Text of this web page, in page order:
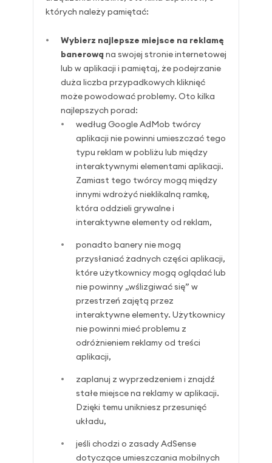
których należy pamiętać:
Wybierz najlepsze miejsce na reklamę
banerową na swojej stronie internetowej
lub w aplikacji i pamiętaj, że podejrzanie
duża liczba przypadkowych kliknięć
może powodować problemy. Oto kilka
najlepszych porad:
według Google AdMob twórcy
aplikacji nie powinni umieszczać tego
typu reklam w pobliżu lub między
interaktywnymi elementami aplikacji.
Zamiast tego twórcy mogą między
innymi wdrożyć nieklikalną ramkę,
która oddzieli grywalne i
interaktywne elementy od reklam,
ponadto banery nie mogą
przysłaniać żadnych części aplikacji,
które użytkownicy mogą oglądać lub
nie powinny „wślizgiwać się” w
przestrzeń zajętą przez
interaktywne elementy. Użytkownicy
nie powinni mieć problemu z
odróżnieniem reklamy od treści
aplikacji,
zaplanuj z wyprzedzeniem i znajdź
stałe miejsce na reklamy w aplikacji.
Dzięki temu unikniesz przesunięć
układu,
jeśli chodzi o zasady AdSense
dotyczące umieszczania mobilnych